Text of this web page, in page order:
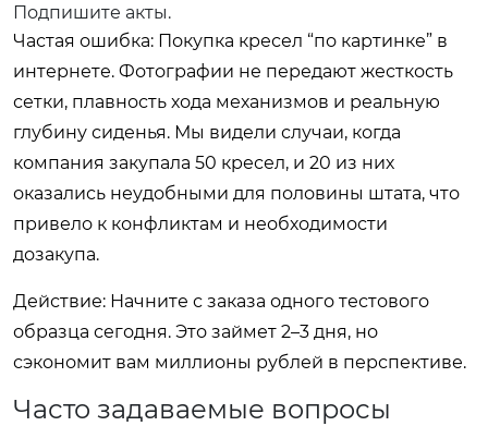
Подпишите акты.
Частая ошибка: Покупка кресел “по картинке” в
интернете. Фотографии не передают жесткость
сетки, плавность хода механизмов и реальную
глубину сиденья. Мы видели случаи, когда
компания закупала 50 кресел, и 20 из них
оказались неудобными для половины штата, что
привело к конфликтам и необходимости
дозакупа.
Действие: Начните с заказа одного тестового
образца сегодня. Это займет 2–3 дня, но
сэкономит вам миллионы рублей в перспективе.
Часто задаваемые вопросы